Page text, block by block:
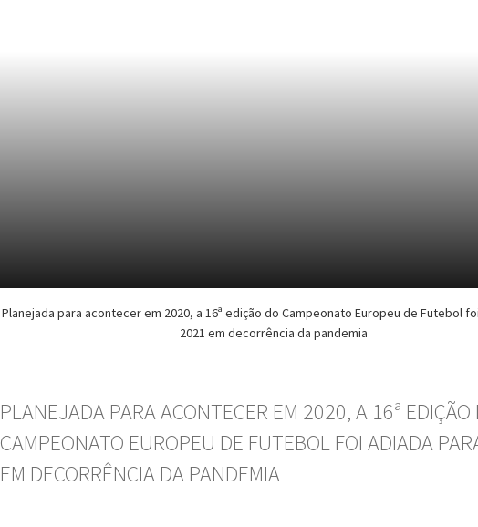
Planejada para acontecer em 2020, a 16ª edição do Campeonato Europeu de Futebol
2021 em decorrência da pandemia
PLANEJADA PARA ACONTECER EM 2020, A 16ª EDIÇÃO
CAMPEONATO EUROPEU DE FUTEBOL FOI ADIADA
EM DECORRÊNCIA DA PANDEMIA